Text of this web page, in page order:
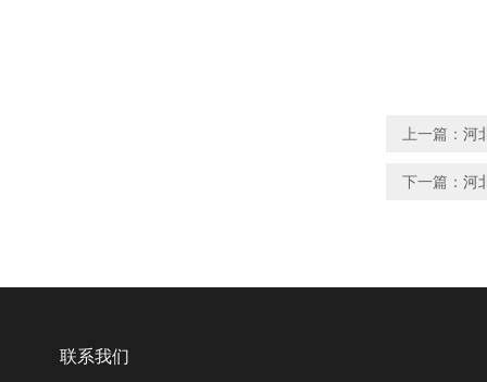
上一篇： 河
下一篇： 河
联系我们